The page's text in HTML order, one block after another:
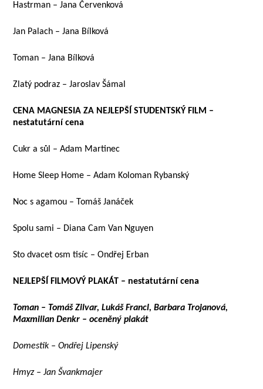
Hastrman – Jana Červenková
Jan Palach – Jana Bílková
Toman – Jana Bílková
Zlatý podraz – Jaroslav Šámal
CENA MAGNESIA ZA NEJLEPŠÍ STUDENTSKÝ FILM –
nestatutární cena
Cukr a sůl – Adam Martinec
Home Sleep Home – Adam Koloman Rybanský
Noc s agamou – Tomáš Janáček
Spolu sami – Diana Cam Van Nguyen
Sto dvacet osm tisíc – Ondřej Erban
NEJLEPŠÍ FILMOVÝ PLAKÁT – nestatutární cena
Toman – Tomáš Zilvar, Lukáš Francl, Barbara Trojanová,
Maxmilian Denkr – oceněný plakát
Domestik – Ondřej Lipenský
Hmyz – Jan Švankmajer